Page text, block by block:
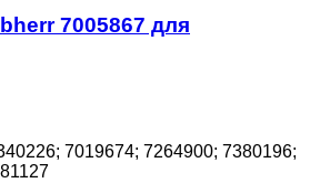
7005867 для
7019674; 7264900; 7380196;